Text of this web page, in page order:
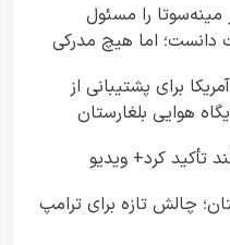
مینه‌سوتا را مسئول
دانست؛ اما هیچ مدرکی
برای پشتیبانی از
هوایی بلغارستان
تأکید کرد+ ویدیو
چالش تازه برای ترامپ